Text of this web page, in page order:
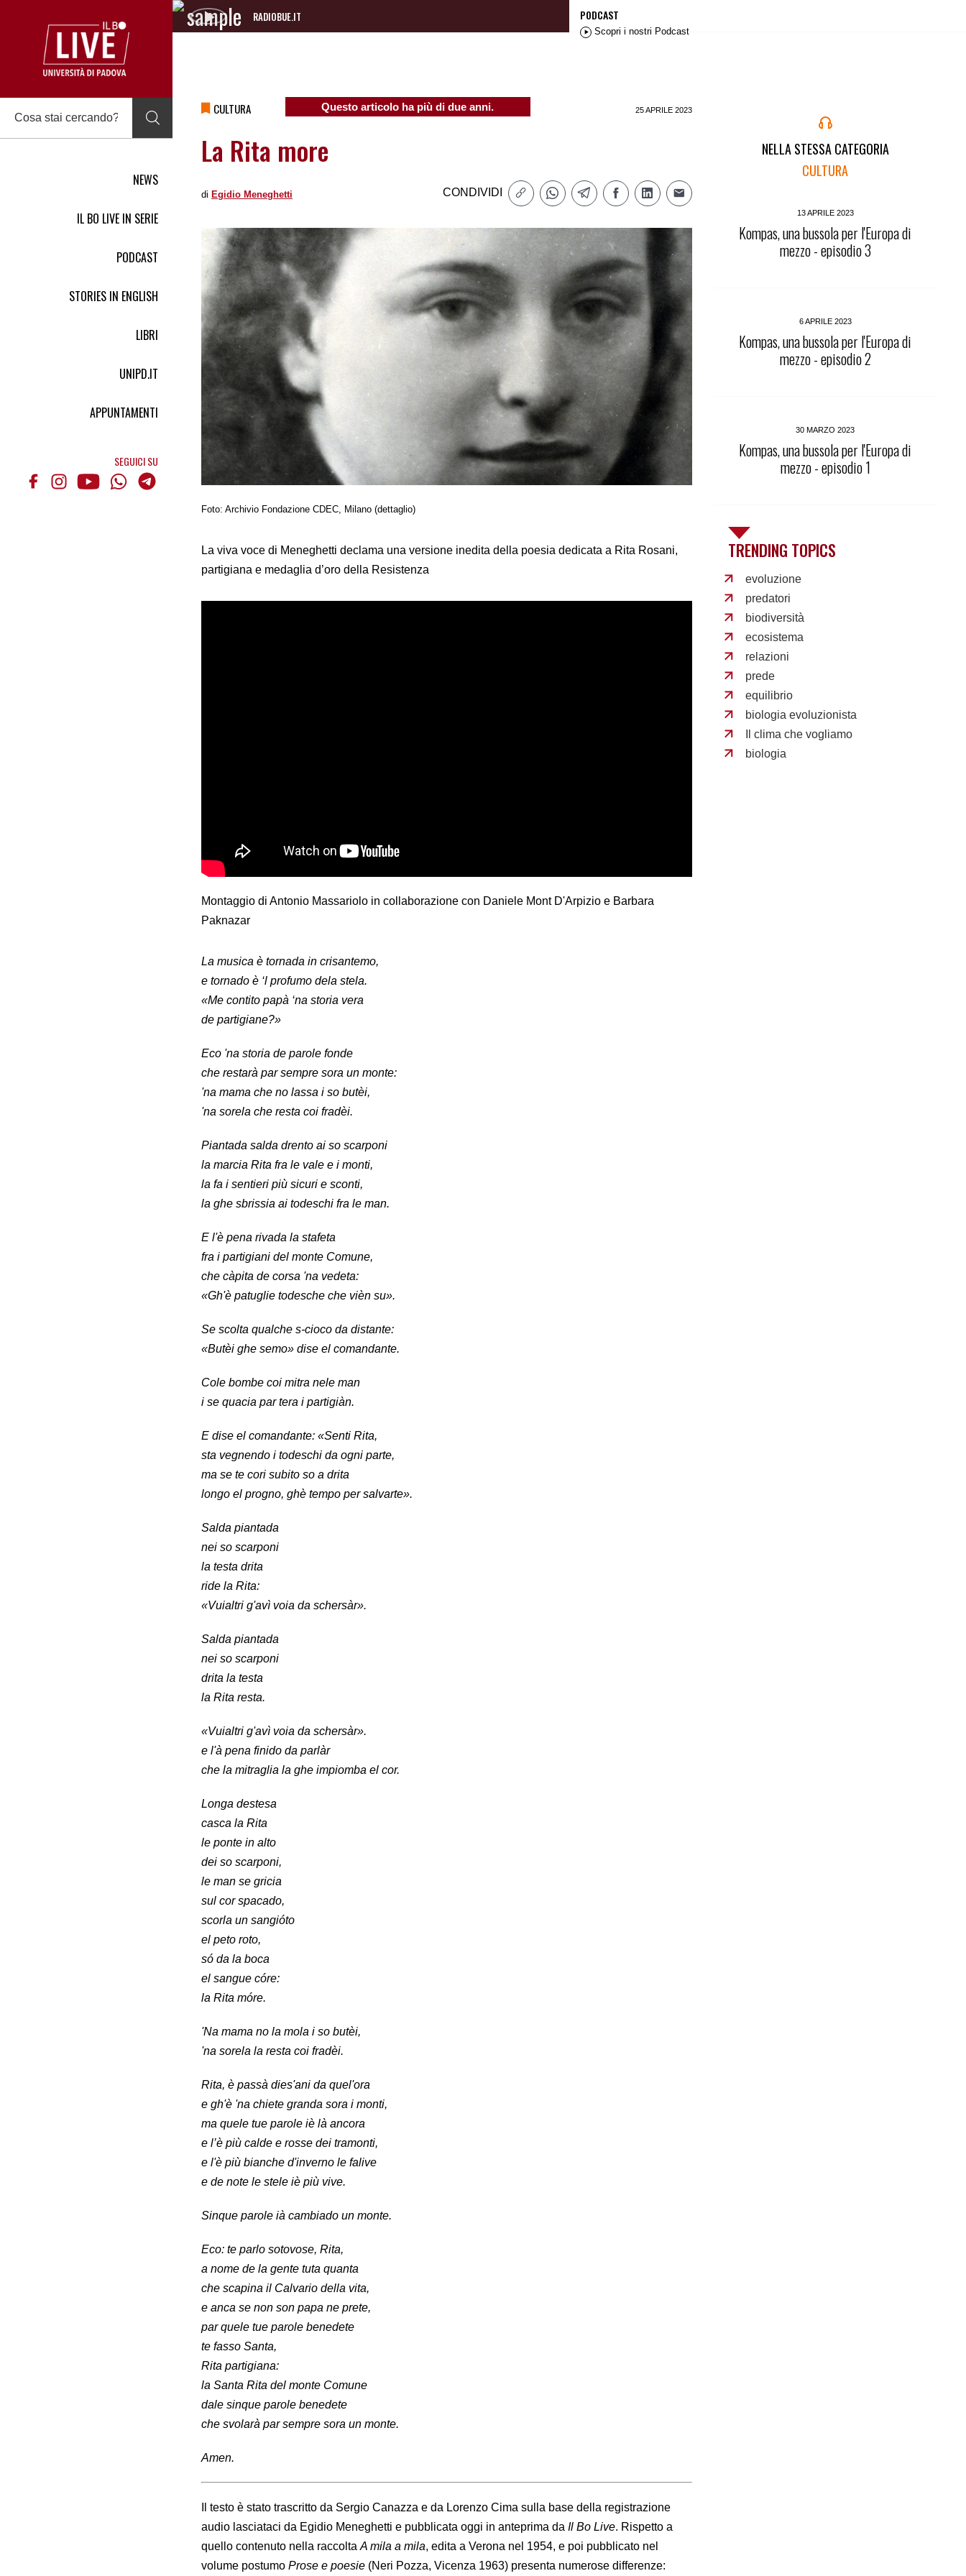
NEWS
IL BO LIVE IN SERIE
PODCAST
STORIES IN ENGLISH
LIBRI
UNIPD.IT
APPUNTAMENTI
SEGUICI SU
RADIOBUE.IT
Audio
PODCAST
Scopri i nostri Podcast
CULTURA Questo articolo ha più di due anni. 25 APRILE 2023
La Rita more
di Egidio Meneghetti CONDIVIDI
Foto: Archivio Fondazione CDEC, Milano (dettaglio)
La viva voce di Meneghetti declama una versione inedita della poesia dedicata a Rita Rosani,
partigiana e medaglia d’oro della Resistenza
Montaggio di Antonio Massariolo in collaborazione con Daniele Mont D'Arpizio e Barbara
Paknazar
La musica è tornada in crisantemo,
e tornado è ‘l profumo dela stela.
«Me contito papà ‘na storia vera
de partigiane?»
Eco 'na storia de parole fonde
che restarà par sempre sora un monte:
'na mama che no lassa i so butèi,
'na sorela che resta coi fradèi.
Piantada salda drento ai so scarponi
la marcia Rita fra le vale e i monti,
la fa i sentieri più sicuri e sconti,
la ghe sbrissia ai todeschi fra le man.
E l'è pena rivada la stafeta
fra i partigiani del monte Comune,
che càpita de corsa 'na vedeta:
«Gh'è patuglie todesche che vièn su».
Se scolta qualche s-cioco da distante:
«Butèi ghe semo» dise el comandante.
Cole bombe coi mitra nele man
i se quacia par tera i partigiàn.
E dise el comandante: «Senti Rita,
sta vegnendo i todeschi da ogni parte,
ma se te cori subito so a drita
longo el progno, ghè tempo per salvarte».
Salda piantada
nei so scarponi
la testa drita
ride la Rita:
«Vuialtri g'avì voia da schersàr».
Salda piantada
nei so scarponi
drita la testa
la Rita resta.
«Vuialtri g'avì voia da schersàr».
e l'à pena finido da parlàr
che la mitraglia la ghe impiomba el cor.
Longa destesa
casca la Rita
le ponte in alto
dei so scarponi,
le man se gricia
sul cor spacado,
scorla un sangióto
el peto roto,
só da la boca
el sangue córe:
la Rita móre.
'Na mama no la mola i so butèi,
'na sorela la resta coi fradèi.
Rita, è passà dies'ani da quel'ora
e gh'è 'na chiete granda sora i monti,
ma quele tue parole iè là ancora
e l’è più calde e rosse dei tramonti,
e l'è più bianche d'inverno le falive
e de note le stele iè più vive.
Sinque parole ià cambiado un monte.
Eco: te parlo sotovose, Rita,
a nome de la gente tuta quanta
che scapina il Calvario della vita,
e anca se non son papa ne prete,
par quele tue parole benedete
te fasso Santa,
Rita partigiana:
la Santa Rita del monte Comune
dale sinque parole benedete
che svolarà par sempre sora un monte.
Amen.
Il testo è stato trascritto da Sergio Canazza e da Lorenzo Cima sulla base della registrazione
audio lasciataci da Egidio Meneghetti e pubblicata oggi in anteprima da Il Bo Live. Rispetto a
quello contenuto nella raccolta A mila a mila, edita a Verona nel 1954, e poi pubblicato nel
volume postumo Prose e poesie (Neri Pozza, Vicenza 1963) presenta numerose differenze:
NELLA STESSA CATEGORIA
CULTURA
13 APRILE 2023
Kompas, una bussola per l'Europa di
mezzo - episodio 3
6 APRILE 2023
Kompas, una bussola per l'Europa di
mezzo - episodio 2
30 MARZO 2023
Kompas, una bussola per l'Europa di
mezzo - episodio 1
TRENDING TOPICS
evoluzione
predatori
biodiversità
ecosistema
relazioni
prede
equilibrio
biologia evoluzionista
Il clima che vogliamo
biologia